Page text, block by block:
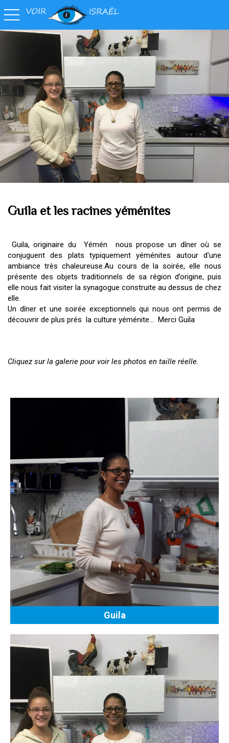
toggle navigation
Guila et les racines yéménites
Guila, originaire du Yémén
nous propose un dîner où se
conjuguent des plats typiquement yéménites autour d'une
ambiance très chaleureuse.Au cours de la soirée, elle nous
présente des objets traditionnels de sa région d’origine, puis
elle nous fait visiter la synagogue construite au dessus de chez
elle.
Un dîner et une soirée exceptionnels qui nous ont permis de
découvrir de plus prés la culture yéménite… Merci Guila
Cliquez sur la galerie pour voir les photos en taille réelle.
Guila